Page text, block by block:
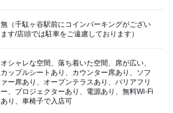
無（千駄ヶ谷駅前にコインパーキングがござい
ます/店頭では駐車をご遠慮しております）
オシャレな空間、落ち着いた空間、席が広い、
カップルシートあり、カウンター席あり、ソフ
ァー席あり、オープンテラスあり、バリアフリ
ー、プロジェクターあり、電源あり、無料Wi-Fi
あり、車椅子で入店可